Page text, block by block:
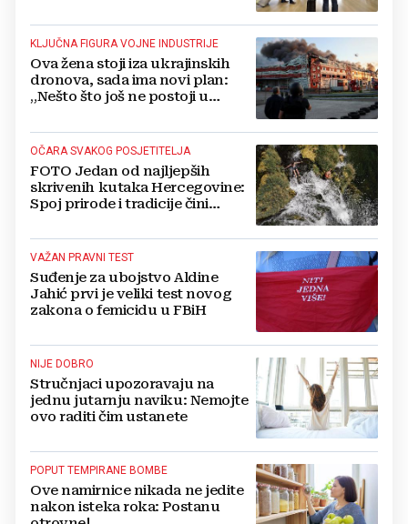
KLJUČNA FIGURA VOJNE INDUSTRIJE
Ova žena stoji iza ukrajinskih
dronova, sada ima novi plan:
„Nešto što još ne postoji u
OČARA SVAKOG POSJETITELJA
FOTO Jedan od najljepših
skrivenih kutaka Hercegovine:
Spoj prirode i tradicije čini
destinacijom
VAŽAN PRAVNI TEST
Suđenje za ubojstvo Aldine
Jahić prvi je veliki test novog
zakona o femicidu u FBiH
NIJE DOBRO
Stručnjaci upozoravaju na
jednu jutarnju naviku: Nemojte
ovo raditi čim ustanete
POPUT TEMPIRANE BOMBE
Ove namirnice nikada ne jedite
nakon isteka roka: Postanu